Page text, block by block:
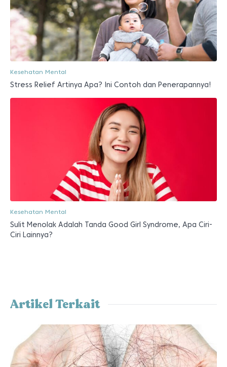
Kesehatan Mental
Stress Relief Artinya Apa? Ini Contoh dan Penerapannya!
Kesehatan Mental
Sulit Menolak Adalah Tanda Good Girl Syndrome, Apa Ciri-
Ciri Lainnya?
Artikel Terkait